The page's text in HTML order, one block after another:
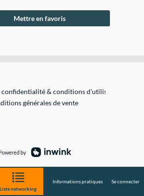
Mettre en favoris
confidentialité & conditions d'utilisation de vos
générales de vente
by
Liste networking
Informations pratiques Se connecter